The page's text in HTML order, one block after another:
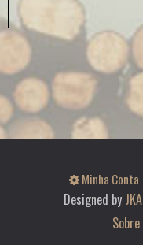
Minha Conta
Designed by
Sobre